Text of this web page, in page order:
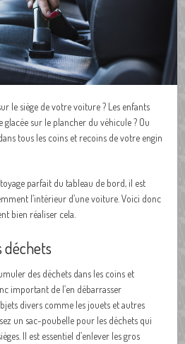
le siège de votre voiture ? Les enfants
sur le plancher du véhicule ? Ou
tous les coins et recoins de votre engin
parfait du tableau de bord, il est
l’intérieur d’une voiture. Voici donc
bien réaliser cela.
déchets
des déchets dans les coins et
important de l’en débarrasser
divers comme les jouets et autres
un sac-poubelle pour les déchets qui
Il est essentiel d’enlever les gros